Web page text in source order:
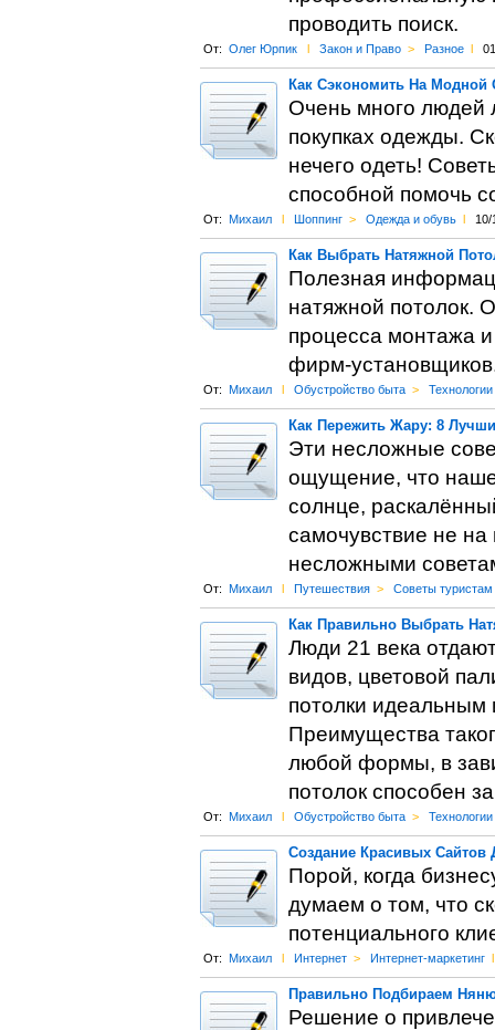
проводить поиск.
От: Олег Юрпик l Закон и Право > Разное l
Как Сэкономить На Модной
Очень много людей
покупках одежды.
нечего одеть!
способной помочь
От: Михаил l Шоппинг > Одежда и обувь l 10/
Как Выбрать Натяжной
Полезная
натяжной потолок.
процесса монтажа
фирм-
От: Михаил l Обустройство быта >
Как Пережить Жару: 8
Эти несложные
ощущение, что
солнце,
самочувствие не
несложными
От: Михаил l Путешествия > Советы туристам
Как Правильно Выбрать
Люди 21 века
видов, цветовой
потолки
Преимущества
любой формы, в
потолок способен
От: Михаил l Обустройство быта >
Создание Красивых Сайтов
Порой, когда
думаем о том, что
потенциального
От: Михаил l Интернет > Интернет-маркетинг l
Правильно Подбираем
Решение о